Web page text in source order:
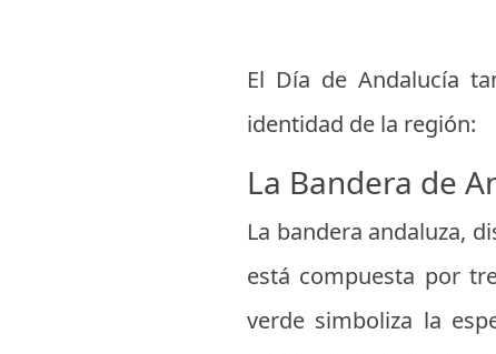
El Día de Andalucía
identidad de la región:
La Bandera de
La bandera andaluza,
está compuesta por
verde simboliza la